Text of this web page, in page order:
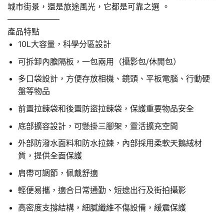
城市街景，還是旅途風光，它都是可靠之選 。
——————–
產品特點
10L大容量，科學分區設計
可拆卸內膽隔板，一包兩用（攝影包/休閒包）
多口袋設計，方便存放相機、鏡頭、平板電腦、行動硬
盤等物品
前置拉鍊袋和後置防盜拉鍊袋，保護重要物品安全
底部擴容設計，可懸掛三腳架，靈活擴充空間
外部防潑水面料和防水拉鍊，內部採用柔軟天鵝絨材
質，提供全面保護
肩帶可調節，佩戴舒適
輕便易攜，適合日常通勤、短途出行及街拍攝影
高密度支撐結構，細膩纖維不傷設備，緩震保護